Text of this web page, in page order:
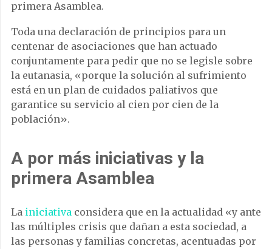
primera Asamblea.
Toda una declaración de principios para un
centenar de asociaciones que han actuado
conjuntamente para pedir que no se legisle sobre
la eutanasia, «porque la solución al sufrimiento
está en un plan de cuidados paliativos que
garantice su servicio al cien por cien de la
población».
A por más iniciativas y la
primera Asamblea
La iniciativa considera que en la actualidad «y ante
las múltiples crisis que dañan a esta sociedad, a
las personas y familias concretas, acentuadas por